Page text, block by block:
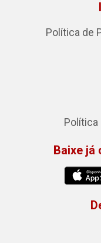
Política de
Política
Baixe já